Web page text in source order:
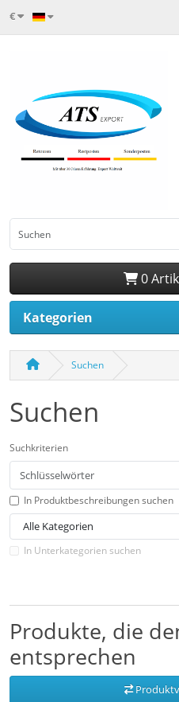
€
0
Kategorien
Suchen
Suchen
Suchkriterien
In Produktbeschreibungen suchen
In Unterkategorien suchen
Produkte, die
entsprechen